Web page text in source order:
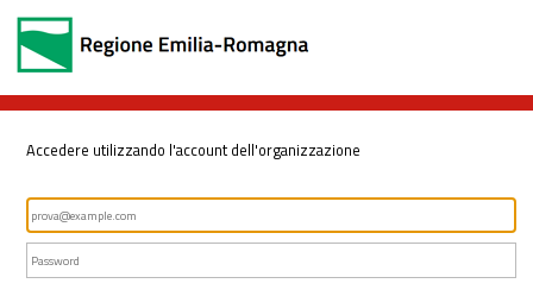
Accedere utilizzando l'account dell'organizzazione